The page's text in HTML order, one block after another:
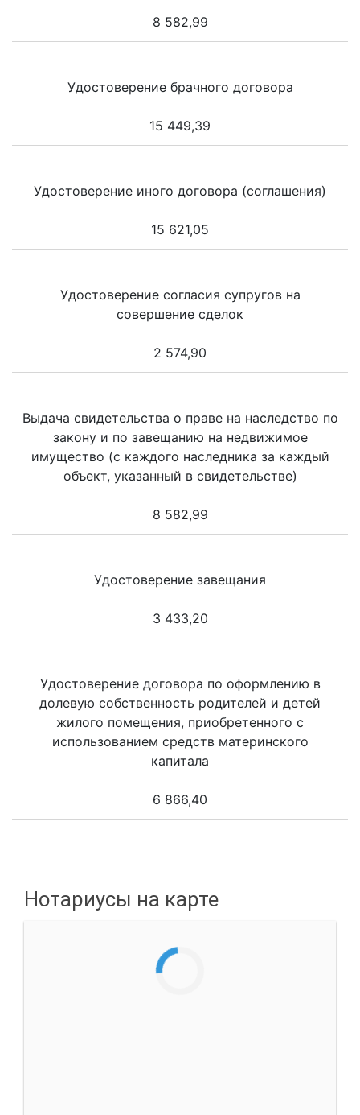
8 582,99
Удостоверение брачного договора
15 449,39
Удостоверение иного договора (соглашения)
15 621,05
Удостоверение согласия супругов на
совершение сделок
2 574,90
Выдача свидетельства о праве на наследство по
закону и по завещанию на недвижимое
имущество (с каждого наследника за каждый
объект, указанный в свидетельстве)
8 582,99
Удостоверение завещания
3 433,20
Удостоверение договора по оформлению в
долевую собственность родителей и детей
жилого помещения, приобретенного с
использованием средств материнского
капитала
6 866,40
Нотариусы на карте